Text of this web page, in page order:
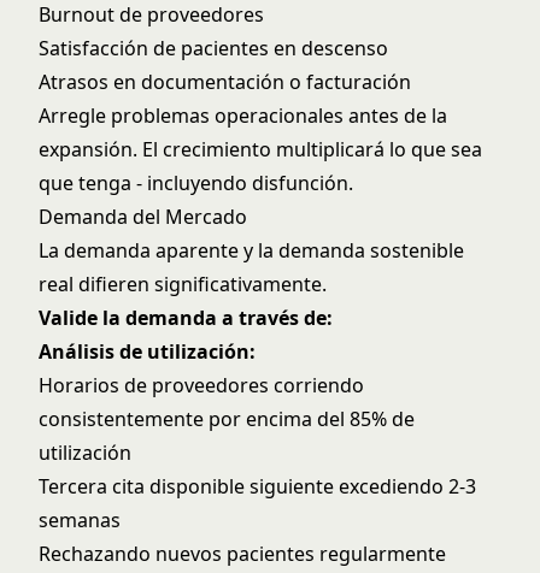
Burnout de proveedores
Satisfacción de pacientes en descenso
Atrasos en documentación o facturación
Arregle problemas operacionales antes de la
expansión. El crecimiento multiplicará lo que sea
que tenga - incluyendo disfunción.
Demanda del Mercado
La demanda aparente y la demanda sostenible
real difieren significativamente.
Valide la demanda a través de:
Análisis de utilización:
Horarios de proveedores corriendo
consistentemente por encima del 85% de
utilización
Tercera cita disponible siguiente excediendo 2-3
semanas
Rechazando nuevos pacientes regularmente